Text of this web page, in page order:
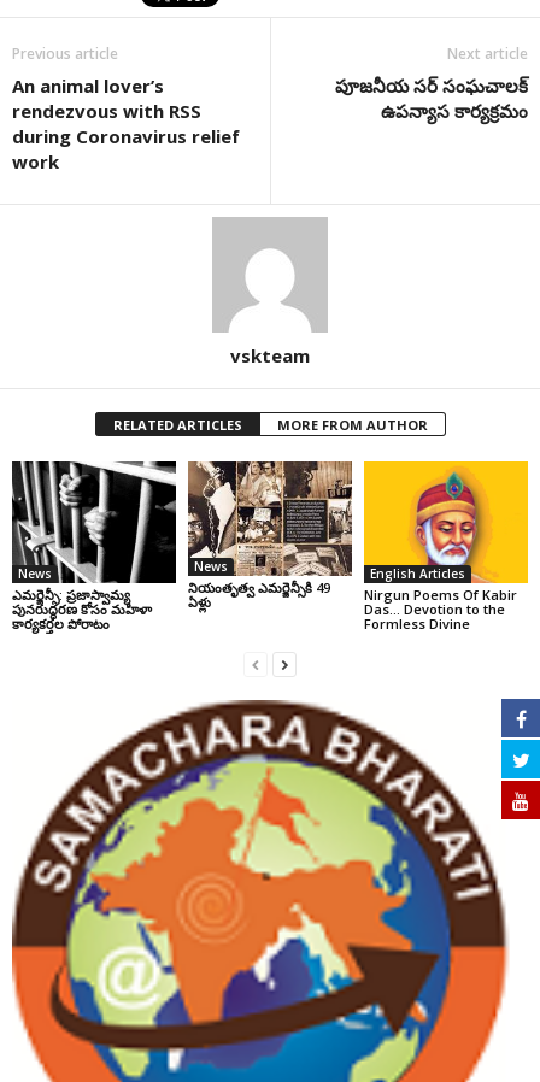
Previous article
An animal lover’s
rendezvous with RSS
during Coronavirus relief
work
Next article
పూజనీయ సర్ సంఘచాలక్
ఉపన్యాస కార్యక్రమం
vskteam
RELATED ARTICLES MORE FROM AUTHOR
News
ఎమర్జెన్సీ: ప్రజాస్వామ్య
పునరుద్ధరణ కోసం మహిళా
కార్యకర్తల పోరాటం
News
నియంతృత్వ ఎమర్జెన్సీకి 49
ఏళ్లు
English Articles
Nirgun Poems Of Kabir
Das… Devotion to the
Formless Divine